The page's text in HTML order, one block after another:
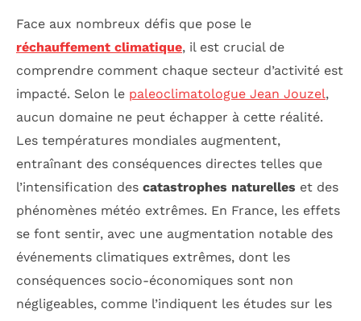
Face aux nombreux défis que pose le
réchauffement climatique, il est crucial de
comprendre comment chaque secteur d’activité est
impacté. Selon le paleoclimatologue Jean Jouzel,
aucun domaine ne peut échapper à cette réalité.
Les températures mondiales augmentent,
entraînant des conséquences directes telles que
l’intensification des catastrophes naturelles et des
phénomènes météo extrêmes. En France, les effets
se font sentir, avec une augmentation notable des
événements climatiques extrêmes, dont les
conséquences socio-économiques sont non
négligeables, comme l’indiquent les études sur les